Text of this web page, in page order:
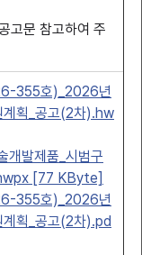
고문 참고하여 주
355호)_2026년
계획_공고(2차).hw
발제품_시범구
[77 KByte]
355호)_2026년
계획_공고(2차).pd